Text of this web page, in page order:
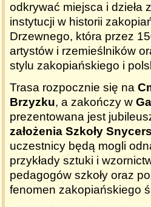
odkrywać miejsca i dzieła
instytucji w historii
Drzewnego, która przez
artystów i rzemieślników
stylu zakopiańskiego i
Trasa rozpocznie się na
Brzyzku, a zakończy w
prezentowana jest
założenia Szkoły
uczestnicy będą mogli
przykłady sztuki i
pedagogów szkoły oraz
fenomen zakopiańskiego